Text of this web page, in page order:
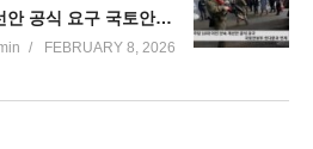
민주당 10대 이민 단속 개선안 공식 요구 국토안보부 셧다운과 연계
FEBRUARY 8, 2026